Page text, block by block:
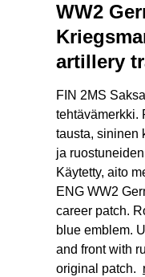
WW2
artillery
FIN 2MS
tehtävämerkki.
tausta, sininen
ja
Käytetty, aito
ENG WW2
career patch.
blue emblem.
and front with
original patch.